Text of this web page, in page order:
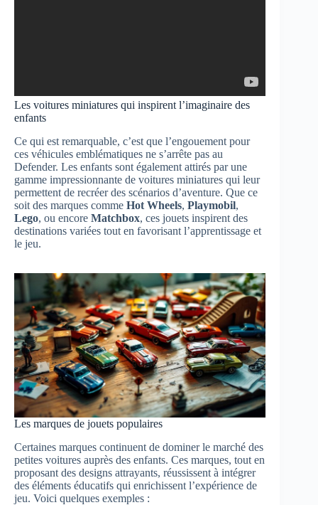
Les voitures miniatures qui inspirent l’imaginaire des
enfants
Ce qui est remarquable, c’est que l’engouement pour
ces véhicules emblématiques ne s’arrête pas au
Defender. Les enfants sont également attirés par une
gamme impressionnante de voitures miniatures qui leur
permettent de recréer des scénarios d’aventure. Que ce
soit des marques comme Hot Wheels, Playmobil,
Lego, ou encore Matchbox, ces jouets inspirent des
destinations variées tout en favorisant l’apprentissage et
le jeu.
Les marques de jouets populaires
Certaines marques continuent de dominer le marché des
petites voitures auprès des enfants. Ces marques, tout en
proposant des designs attrayants, réussissent à intégrer
des éléments éducatifs qui enrichissent l’expérience de
jeu. Voici quelques exemples :